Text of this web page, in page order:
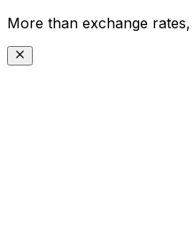
More than exchange rates,